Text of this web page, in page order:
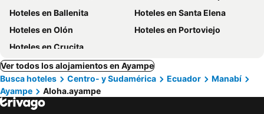
Hoteles en Ballenita
Hoteles en Santa Elena
Hoteles en Olón
Hoteles en Portoviejo
Hoteles en Crucita
Ver todos los alojamientos en Ayampe
Busca hoteles
Centro- y Sudamérica Ecuador
Manabí
Ayampe
Aloha.ayampe